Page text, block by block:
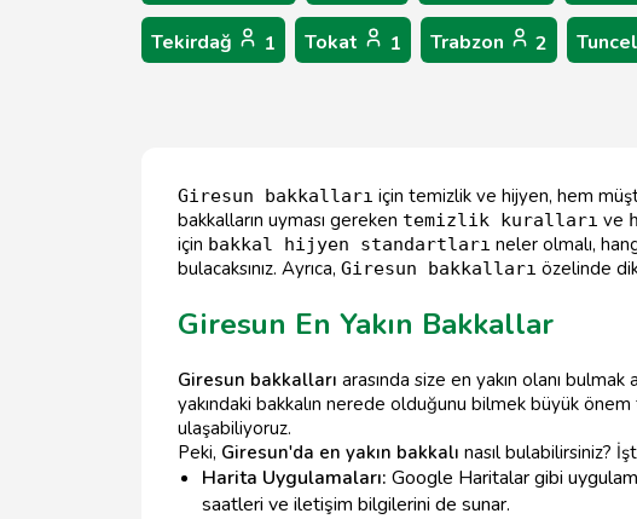
Tekirdağ 1 Tokat 1 Trabzon 2
Giresun bakkalları için temizlik ve hijyen, hem
bakkalların uyması gereken temizlik kuralları ve
için bakkal hijyen standartları neler olmalı,
bulacaksınız. Ayrıca, Giresun bakkalları özelinde
Giresun En Yakın Bakkallar
Giresun bakkalları arasında size en yakın olanı
yakındaki bakkalın nerede olduğunu bilmek büyük
ulaşabiliyoruz.
Peki, Giresun'da en yakın bakkalı nasıl bulabilirsiniz?
Harita Uygulamaları: Google Haritalar gibi
saatleri ve iletişim bilgilerini de sunar.